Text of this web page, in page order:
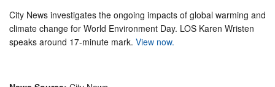
City News investigates the ongoing impacts of global warming and
climate change for World Environment Day. LOS Karen Wristen
speaks around 17-minute mark. View now.